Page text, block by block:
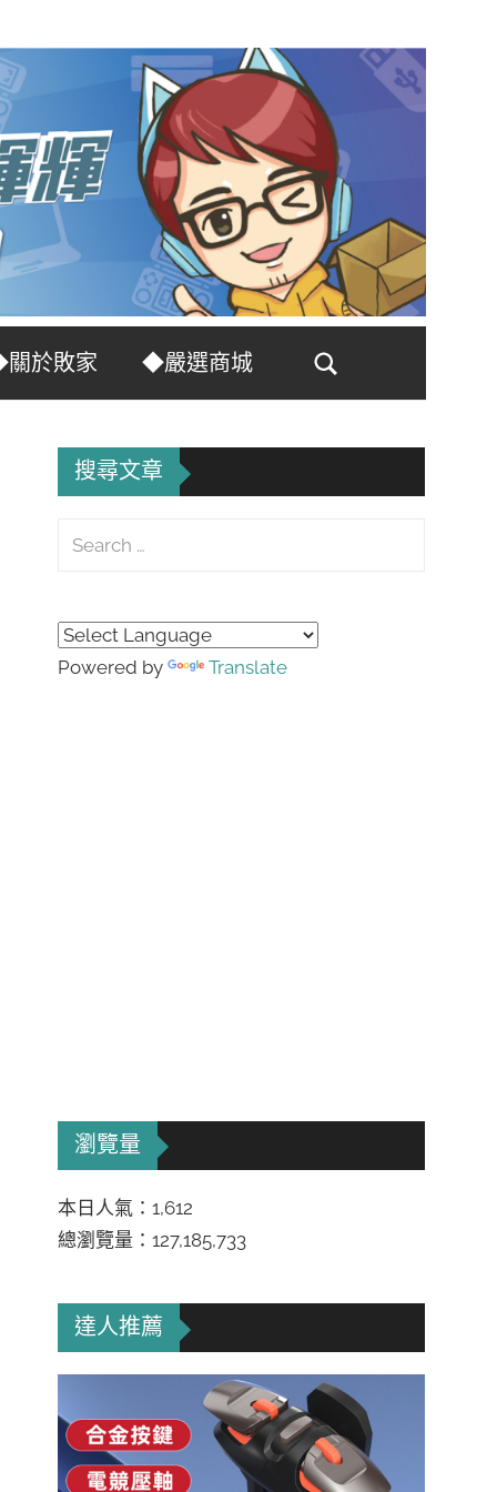
於敗家
◆嚴選商城
Search
搜尋文章
Search
Powered by Translate
瀏覽量
本日人氣：1,612
總瀏覽量：127,185,733
達人推薦